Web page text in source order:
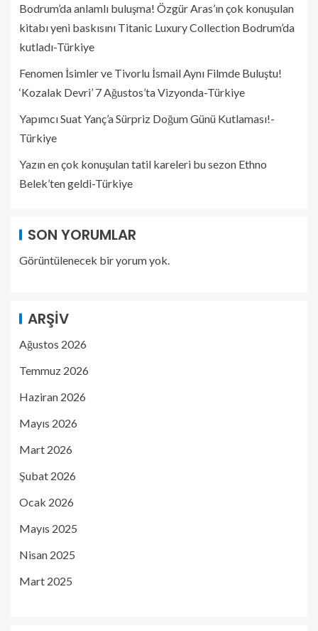
Bodrum’da anlamlı buluşma! Özgür Aras’ın çok konuşulan
kitabı yeni baskısını Titanic Luxury Collection Bodrum’da
kutladı-Türkiye
Fenomen İsimler ve Tivorlu İsmail Aynı Filmde Buluştu!
‘Kozalak Devri’ 7 Ağustos’ta Vizyonda-Türkiye
Yapımcı Suat Yanç’a Sürpriz Doğum Günü Kutlaması!-
Türkiye
Yazın en çok konuşulan tatil kareleri bu sezon Ethno
Belek’ten geldi-Türkiye
SON YORUMLAR
Görüntülenecek bir yorum yok.
ARŞIV
Ağustos 2026
Temmuz 2026
Haziran 2026
Mayıs 2026
Mart 2026
Şubat 2026
Ocak 2026
Mayıs 2025
Nisan 2025
Mart 2025